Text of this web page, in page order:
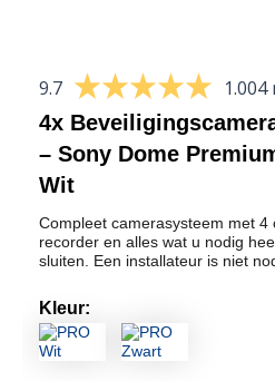
9.7
1.004
4x
– Sony Dome
Wit
Compleet camerasysteem met 4
recorder en alles wat u nodig
sluiten. Een installateur is niet
Kleur: